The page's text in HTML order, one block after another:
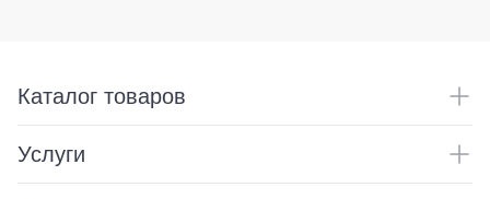
Каталог товаров
Услуги